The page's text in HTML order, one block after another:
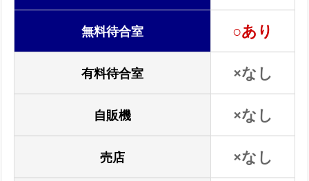
備
一
覧
相
厳
無料待合室 ○あり
有料待合室 ×なし
自販機 ×なし
売店 ×なし